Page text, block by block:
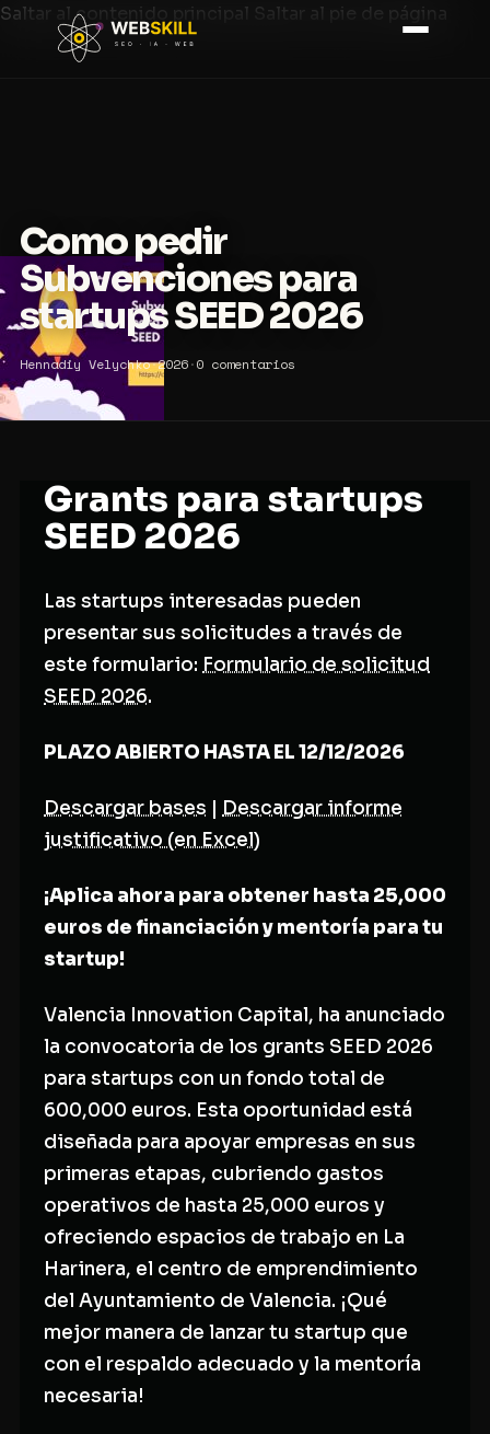
Saltar al contenido principal Saltar al pie de página
Como pedir
Subvenciones para
startups SEED 2026
Hennadiy Velychko·2026·0 comentarios
Grants para startups
SEED 2026
Las startups interesadas pueden
presentar sus solicitudes a través de
este formulario: Formulario de solicitud
SEED 2026.
PLAZO ABIERTO HASTA EL 12/12/2026
Descargar bases
Descargar informe
justificativo (en Excel)
¡Aplica ahora para obtener hasta 25,000
euros de financiación y mentoría para tu
startup!
Valencia Innovation Capital, ha anunciado
la convocatoria de los grants SEED 2026
para startups con un fondo total de
600,000 euros. Esta oportunidad está
diseñada para apoyar empresas en sus
primeras etapas, cubriendo gastos
operativos de hasta 25,000 euros y
ofreciendo espacios de trabajo en La
Harinera, el centro de emprendimiento
del Ayuntamiento de Valencia. ¡Qué
mejor manera de lanzar tu startup que
con el respaldo adecuado y la mentoría
necesaria!